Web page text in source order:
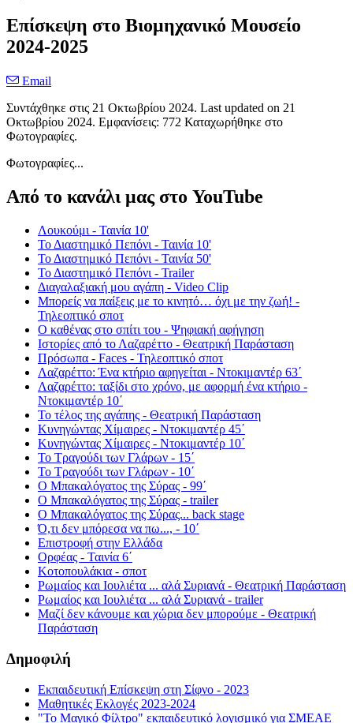
Επίσκεψη στο Βιομηχανικό Μουσείο
2024-2025
Email
Συντάχθηκε στις 21 Οκτωβρίου 2024. Last updated on 21
Οκτωβρίου 2024. Εμφανίσεις: 772 Καταχωρήθηκε στο
Φωτογραφίες.
Φωτογραφίες...
Από το κανάλι μας στο YouTube
Λουκούμι - Ταινία 10'
Το Διαστημικό Πεπόνι - Ταινία 10'
Το Διαστημικό Πεπόνι - Ταινία 50'
Το Διαστημικό Πεπόνι - Trailer
Διαγαλαξιακή μου αγάπη - Video Clip
Μπορείς να παίξεις με το κινητό… όχι με την ζωή! -
Τηλεοπτικό σποτ
Ο καθένας στο σπίτι του - Ψηφιακή αφήγηση
Ιστορίες από το Λαζαρέττο - Θεατρική Παράσταση
Πρόσωπα - Faces - Τηλεοπτικό σποτ
Λαζαρέττο: Ένα κτήριο αφηγείται - Ντοκιμαντέρ 63΄
Λαζαρέττο: ταξίδι στο χρόνο, με αφορμή ένα κτήριο -
Ντοκιμαντέρ 10΄
Το τέλος της αγάπης - Θεατρική Παράσταση
Κυνηγώντας Χίμαιρες - Ντοκιμαντέρ 45΄
Κυνηγώντας Χίμαιρες - Ντοκιμαντέρ 10΄
Το Τραγούδι των Γλάρων - 15΄
Το Τραγούδι των Γλάρων - 10΄
Ο Μπακαλόγατος της Σύρας - 99΄
Ο Μπακαλόγατος της Σύρας - trailer
Ο Μπακαλόγατος της Σύρας... back stage
Ό,τι δεν μπόρεσα να πω..., - 10΄
Επιστροφή στην Ελλάδα
Ορφέας - Ταινία 6΄
Κοτοπουλάκια - σποτ
Ρωμαίος και Ιουλιέτα ... αλά Συριανά - Θεατρική Παράσταση
Ρωμαίος και Ιουλιέτα ... αλά Συριανά - trailer
Μαζί δεν κάνουμε και χώρια δεν μπορούμε - Θεατρική
Παράσταση
Δημοφιλή
Εκπαιδευτική Επίσκεψη στη Σίφνο - 2023
Μαθητικές Εκλογές 2023-2024
"Το Μαγικό Φίλτρο" εκπαιδευτικό λογισμικό για ΣΜΕΑΕ